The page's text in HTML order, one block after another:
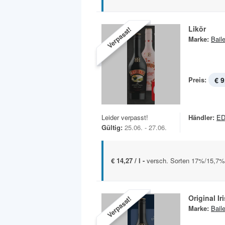
Verpasst! Likör
Marke:
Preis: €
Leider verpasst!
Gültig: 25.06. - 27.06.
Händler:
€ 14,27 / l - versch. Sorten 17%/
Verpasst! Original
Marke: